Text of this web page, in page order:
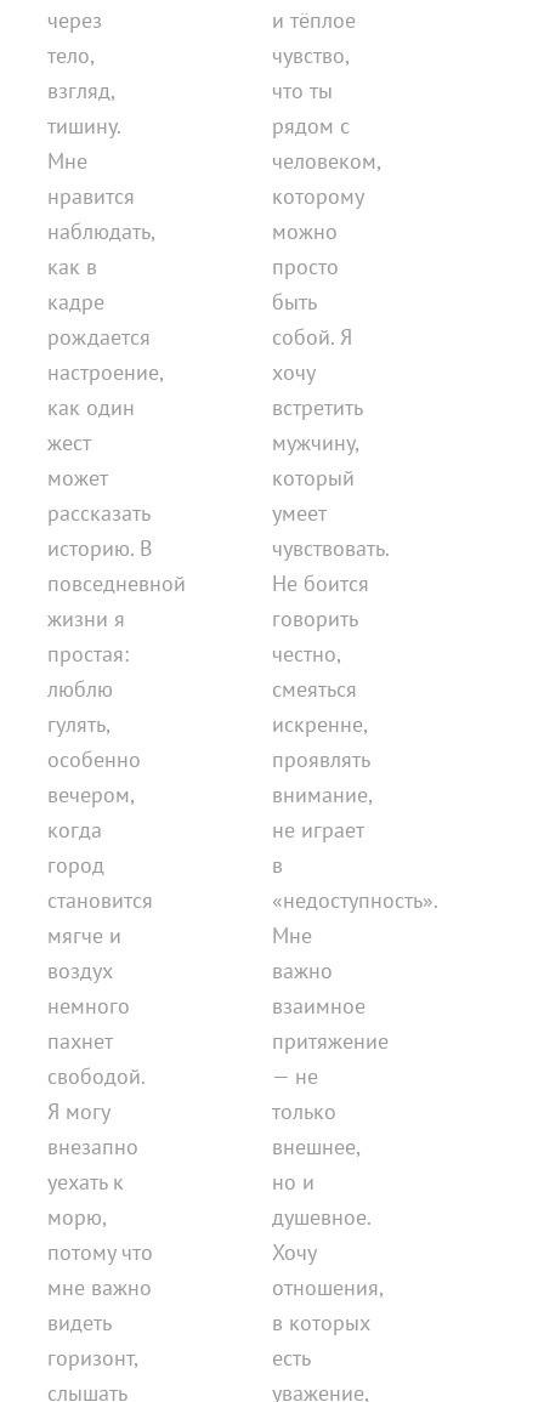
через
тело,
взгляд,
тишину.
Мне
нравится
наблюдать,
как в
кадре
рождается
настроение,
как один
жест
может
рассказать
историю. В
повседневной
жизни я
простая:
люблю
гулять,
особенно
вечером,
когда
город
становится
мягче и
воздух
немного
пахнет
свободой.
Я могу
внезапно
уехать к
морю,
потому что
мне важно
видеть
горизонт,
слышать
и тёплое
чувство,
что ты
рядом с
человеком,
которому
можно
просто
быть
собой. Я
хочу
встретить
мужчину,
который
умеет
чувствовать.
Не боится
говорить
честно,
смеяться
искренне,
проявлять
внимание,
не играет
в
«недоступность».
Мне
важно
взаимное
притяжение
— не
только
внешнее,
но и
душевное.
Хочу
отношения,
в которых
есть
уважение,